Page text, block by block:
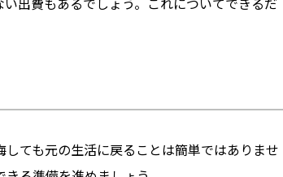
ても元の生活に戻ることは簡単ではありませ